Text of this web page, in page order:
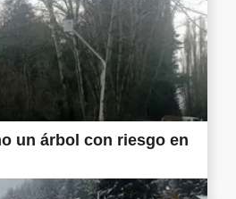
un árbol con riesgo en